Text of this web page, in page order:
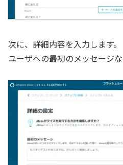
次に、詳細内容を入力します。
ユーザへの最初のメッセージな